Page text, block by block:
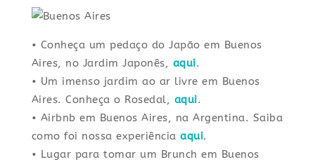
• Conheça um pedaço do Japão em Buenos
Aires, no Jardim Japonês, aqui.
• Um imenso jardim ao ar livre em Buenos
Aires. Conheça o Rosedal, aqui.
• Airbnb em Buenos Aires, na Argentina. Saiba
como foi nossa experiênciaaqui.
• Lugar para tomar um Brunch em Buenos